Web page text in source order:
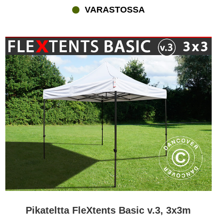
VARASTOSSA
Pikateltta FleXtents Basic v.3, 3x3m